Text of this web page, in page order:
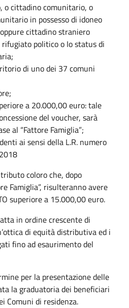
o cittadino comunitario, o
in possesso di idoneo
cittadino straniero
politico o Io status di
di uno dei 37 comuni
a 20.000,00 euro: tale
del voucher, sarà
al “Fattore Famiglia”;
ai sensi della L.R. numero
coloro che, dopo
Famiglia”, risulteranno avere
superiore a 15.000,00 euro.
in ordine crescente di
di equità distributiva ed i
fino ad esaurimento del
per la presentazione delle
la graduatoria dei beneficiari
Comuni di residenza.